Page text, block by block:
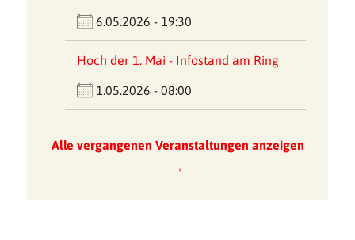
6.05.2026 - 19:30
Hoch der 1. Mai - Infostand am Ring
1.05.2026 - 08:00
Alle vergangenen Veranstaltungen anzeigen
→